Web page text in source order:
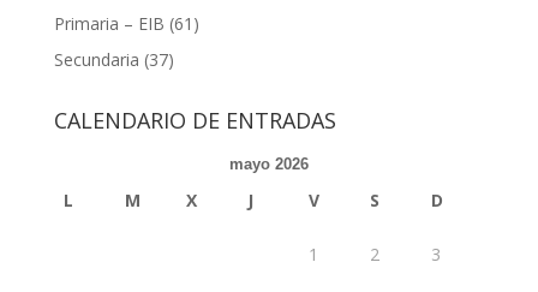
Primaria – EIB (61)
Secundaria (37)
CALENDARIO DE ENTRADAS
mayo 2026
L M X J V S D
1 2 3